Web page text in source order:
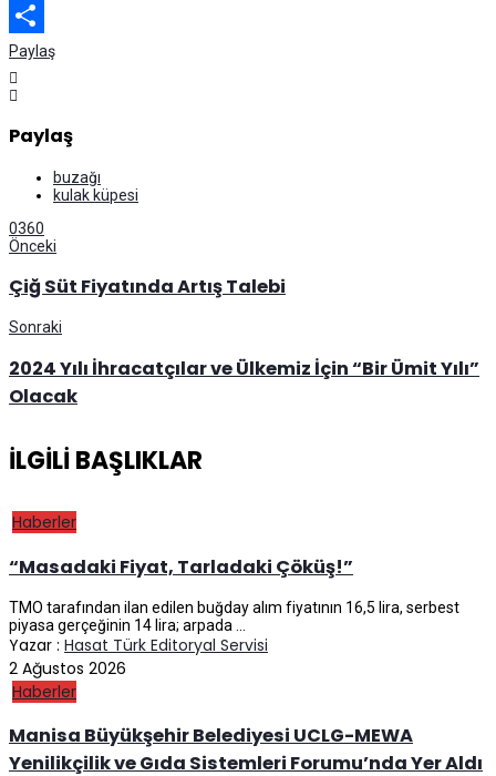
Email
Paylaş
Paylaş
buzağı
kulak küpesi
0360
Önceki
Çiğ Süt Fiyatında Artış Talebi
Sonraki
2024 Yılı İhracatçılar ve Ülkemiz İçin “Bir Ümit Yılı”
Olacak
İLGILI BAŞLIKLAR
Haberler
“Masadaki Fiyat, Tarladaki Çöküş!”
TMO tarafından ilan edilen buğday alım fiyatının 16,5 lira, serbest
piyasa gerçeğinin 14 lira; arpada ...
Yazar : Hasat Türk Editoryal Servisi
2 Ağustos 2026
Haberler
Manisa Büyükşehir Belediyesi UCLG-MEWA
Yenilikçilik ve Gıda Sistemleri Forumu’nda Yer Aldı